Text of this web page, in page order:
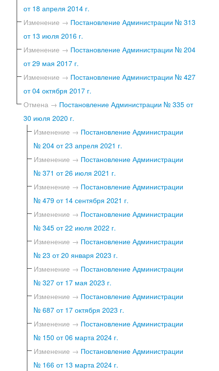
от 18 апреля 2014 г.
Изменение → Постановление Администрации № 313
от 13 июля 2016 г.
Изменение → Постановление Администрации № 204
от 29 мая 2017 г.
Изменение → Постановление Администрации № 427
от 04 октября 2017 г.
Отмена → Постановление Администрации № 335 от
30 июля 2020 г.
Изменение → Постановление Администрации
№ 204 от 23 апреля 2021 г.
Изменение → Постановление Администрации
№ 371 от 26 июля 2021 г.
Изменение → Постановление Администрации
№ 479 от 14 сентября 2021 г.
Изменение → Постановление Администрации
№ 345 от 22 июля 2022 г.
Изменение → Постановление Администрации
№ 23 от 20 января 2023 г.
Изменение → Постановление Администрации
№ 327 от 17 мая 2023 г.
Изменение → Постановление Администрации
№ 687 от 17 октября 2023 г.
Изменение → Постановление Администрации
№ 150 от 06 марта 2024 г.
Изменение → Постановление Администрации
№ 166 от 13 марта 2024 г.